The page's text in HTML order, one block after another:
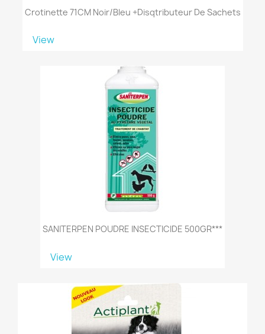
Crotinette 71CM Noir/bleu +disqtributeur De Sachets
View
SANITERPEN POUDRE INSECTICIDE 500GR***
View